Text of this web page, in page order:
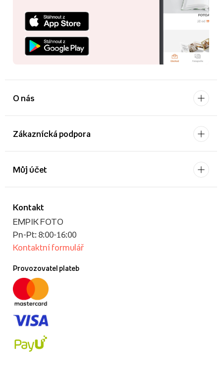
O nás
Zákaznícká podpora
Kontakt
EMPIK FOTO
Pn-Pt: 8:00-16:00
Kontaktní formulář
Provozovatel plateb
Můj účet